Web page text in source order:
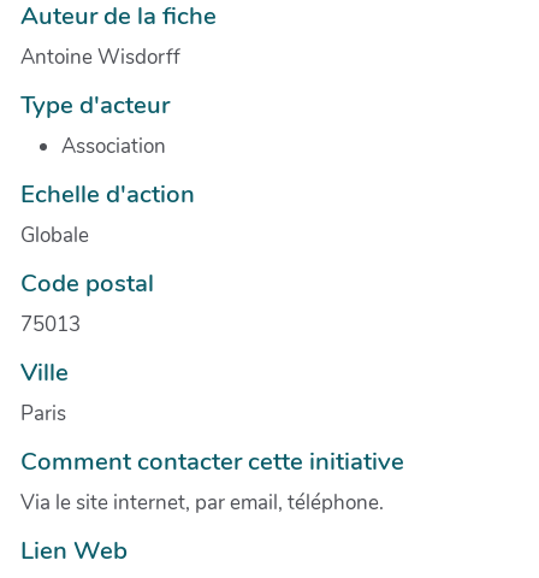
Auteur de la fiche
Antoine Wisdorff
Type d'acteur
Association
Echelle d'action
Globale
Code postal
75013
Ville
Paris
Comment contacter cette initiative
Via le site internet, par email, téléphone.
Lien Web